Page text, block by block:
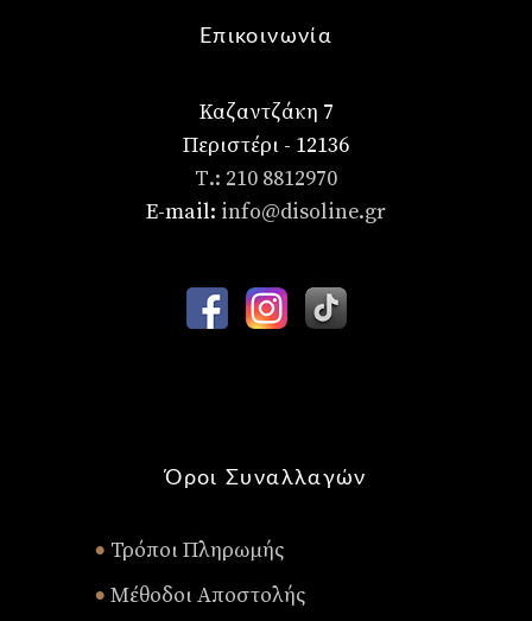
Επικοινωνία
Καζαντζάκη 7
Περιστέρι - 12136
Τ.: 210 8812970
E-mail: info@disoline.gr
Όροι Συναλλαγών
• Τρόποι Πληρωμής
• Μέθοδοι Αποστολής